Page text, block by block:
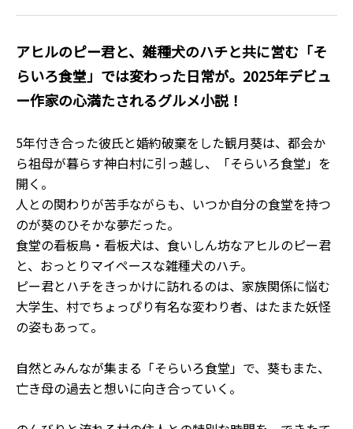
アヒルのピー君と、雑種犬のハチと共に営む「そ
らいろ食堂」では変わった日常が。2025年デビュ
ー作家の心満たされるグルメ小説！
5年付き合った彼氏と婚約破棄をした観月葵は、都会か
ら祖母が暮らす神白村に引っ越し、「そらいろ食堂」を
開く。
人との関わりが苦手ながらも、いつか自分の食堂を持つ
のが葵のひそかな夢だった。
食堂の看板鳥・看板犬は、食いしん坊なアヒルのピー君
と、おっとりマイペースな雑種犬のハチ。
ピー君とハチをきっかけに訪れるのは、家族関係に悩む
大学生、村でちょっぴり有名な変わり者、はたまた妖怪
の姿もあって――。
自然とみんなが集まる「そらいろ食堂」で、葵もまた、
亡き母の過去と想いに向き合っていく。